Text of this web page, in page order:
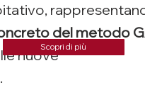
del metodo
nuoveScopri di più